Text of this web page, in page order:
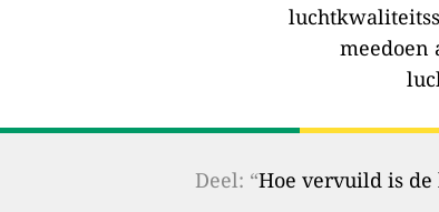
meedoen
Deel: “Hoe vervuild is